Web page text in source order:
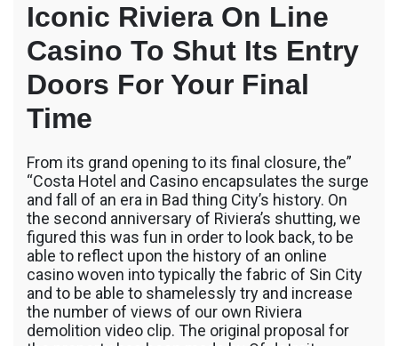
Iconic Riviera On Line
Casino To Shut Its Entry
Doors For Your Final
Time
From its grand opening to its final closure, the”
“Costa Hotel and Casino encapsulates the surge
and fall of an era in Bad thing City’s history. On
the second anniversary of Riviera’s shutting, we
figured this was fun in order to look back, to be
able to reflect upon the history of an online
casino woven into typically the fabric of Sin City
and to be able to shamelessly try and increase
the number of views of our own Riviera
demolition video clip. The original proposal for